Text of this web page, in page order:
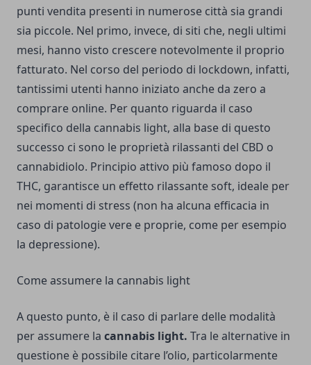
punti vendita presenti in numerose città sia grandi
sia piccole. Nel primo, invece, di siti che, negli ultimi
mesi, hanno visto crescere notevolmente il proprio
fatturato. Nel corso del periodo di lockdown, infatti,
tantissimi utenti hanno iniziato anche da zero a
comprare online. Per quanto riguarda il caso
specifico della cannabis light, alla base di questo
successo ci sono le proprietà rilassanti del CBD o
cannabidiolo. Principio attivo più famoso dopo il
THC, garantisce un effetto rilassante soft, ideale per
nei momenti di stress (non ha alcuna efficacia in
caso di patologie vere e proprie, come per esempio
la depressione).
Come assumere la cannabis light
A questo punto, è il caso di parlare delle modalità
per assumere la cannabis light. Tra le alternative in
questione è possibile citare l’olio, particolarmente